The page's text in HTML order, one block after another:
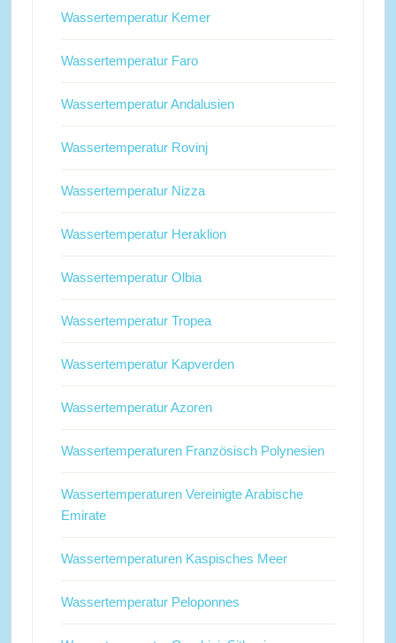
Wassertemperatur Kemer
Wassertemperatur Faro
Wassertemperatur Andalusien
Wassertemperatur Rovinj
Wassertemperatur Nizza
Wassertemperatur Heraklion
Wassertemperatur Olbia
Wassertemperatur Tropea
Wassertemperatur Kapverden
Wassertemperatur Azoren
Wassertemperaturen Französisch Polynesien
Wassertemperaturen Vereinigte Arabische
Emirate
Wassertemperaturen Kaspisches Meer
Wassertemperatur Peloponnes